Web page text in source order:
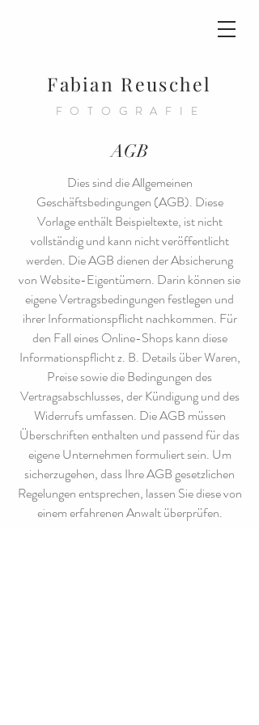
Fabian Reuschel
FOTOGRAFIE
AGB
Dies sind die Allgemeinen
Geschäftsbedingungen (AGB). Diese
Vorlage enthält Beispieltexte, ist nicht
vollständig und kann nicht veröffentlicht
werden. Die AGB dienen der Absicherung
von Website-Eigentümern. Darin können sie
eigene Vertragsbedingungen festlegen und
ihrer Informationspflicht nachkommen. Für
den Fall eines Online-Shops kann diese
Informationspflicht z. B. Details über Waren,
Preise sowie die Bedingungen des
Vertragsabschlusses, der Kündigung und des
Widerrufs umfassen. Die AGB müssen
Überschriften enthalten und passend für das
eigene Unternehmen formuliert sein. Um
sicherzugehen, dass Ihre AGB gesetzlichen
Regelungen entsprechen, lassen Sie diese von
einem erfahrenen Anwalt überprüfen.